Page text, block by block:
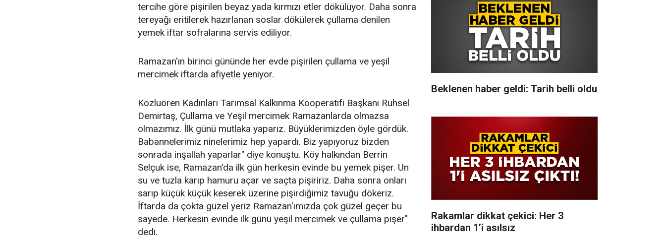
tercihe göre pişirilen beyaz yada kırmızı etler dökülüyor. Daha sonra
tereyağı eritilerek hazırlanan soslar dökülerek çullama denilen
yemek iftar sofralarına servis ediliyor.
Ramazan'ın birinci gününde her evde pişirilen çullama ve yeşil
mercimek iftarda afiyetle yeniyor.
Kozluören Kadınları Tarımsal Kalkınma Kooperatifi Başkanı Ruhsel
Demirtaş, Çullama ve Yeşil mercimek Ramazanlarda olmazsa
olmazımız. İlk günü mutlaka yaparız. Büyüklerimizden öyle gördük.
Babannelerimiz ninelerimiz hep yapardı. Biz yapıyoruz bizden
sonrada inşallah yaparlar" diye konuştu. Köy halkından Berrin
Selçuk ise, Ramazan'da ilk gün herkesin evinde bu yemek pişer. Un
su ve tuzla karıp hamuru açar ve saçta pişiririz. Daha sonra onları
sarıp küçük küçük keserek üzerine pişirdiğimiz tavuğu dökeriz.
İftarda da çokta güzel yeriz Ramazan'ımızda çok güzel geçer bu
sayede. Herkesin evinde ilk günü yeşil mercimek ve çullama pişer"
dedi.
Beklenen haber geldi: Tarih belli oldu
Rakamlar dikkat çekici: Her 3
ihbardan 1’i asılsız